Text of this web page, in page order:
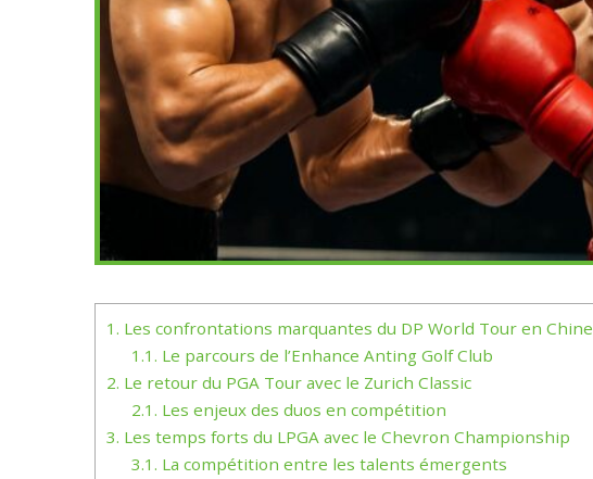
1. Les confrontations marquantes du DP World Tour en Chine
1.1. Le parcours de l’Enhance Anting Golf Club
2. Le retour du PGA Tour avec le Zurich Classic
2.1. Les enjeux des duos en compétition
3. Les temps forts du LPGA avec le Chevron Championship
3.1. La compétition entre les talents émergents